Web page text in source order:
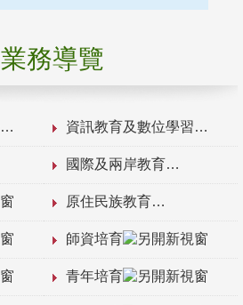
業務導覽
資訊教育及數位學習
國際及兩岸教育
原住民族教育
師資培育
青年培育